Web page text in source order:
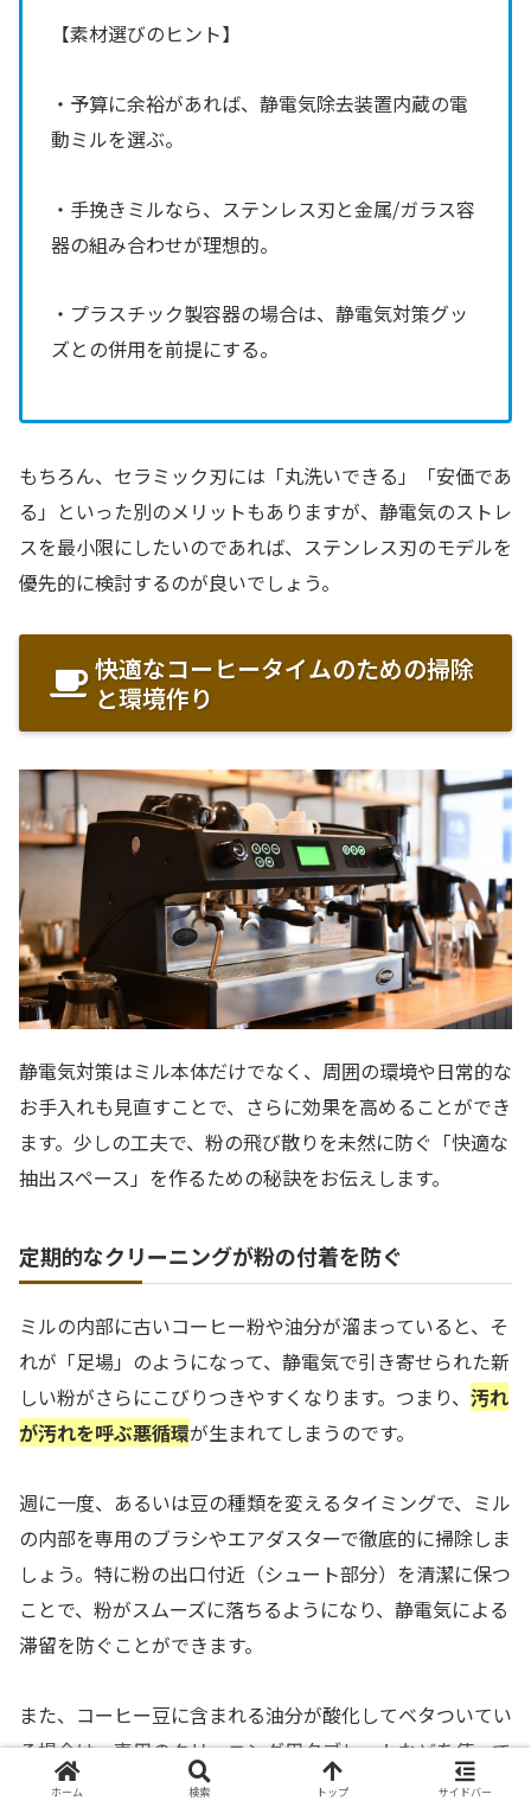
【素材選びのヒント】
・予算に余裕があれば、静電気除去装置内蔵の電
動ミルを選ぶ。
・手挽きミルなら、ステンレス刃と金属/ガラス容
器の組み合わせが理想的。
・プラスチック製容器の場合は、静電気対策グッ
ズとの併用を前提にする。
もちろん、セラミック刃には「丸洗いできる」「安価であ
る」といった別のメリットもありますが、静電気のストレ
スを最小限にしたいのであれば、ステンレス刃のモデルを
優先的に検討するのが良いでしょう。
快適なコーヒータイムのための掃除
と環境作り
静電気対策はミル本体だけでなく、周囲の環境や日常的な
お手入れも見直すことで、さらに効果を高めることができ
ます。少しの工夫で、粉の飛び散りを未然に防ぐ「快適な
抽出スペース」を作るための秘訣をお伝えします。
定期的なクリーニングが粉の付着を防ぐ
ミルの内部に古いコーヒー粉や油分が溜まっていると、そ
れが「足場」のようになって、静電気で引き寄せられた新
しい粉がさらにこびりつきやすくなります。つまり、 汚れ
が汚れを呼ぶ悪循環が生まれてしまうのです。
週に一度、あるいは豆の種類を変えるタイミングで、ミル
の内部を専用のブラシやエアダスターで徹底的に掃除しま
しょう。特に粉の出口付近（シュート部分）を清潔に保つ
ことで、粉がスムーズに落ちるようになり、静電気による
滞留を防ぐことができます。
また、コーヒー豆に含まれる油分が酸化してベタついてい
る場合は、専用のクリーニング用タブレットなどを使って
除去するのも一つの手です。内部がサラサラの状態であれ
ホーム 検索 トップ サイドバー